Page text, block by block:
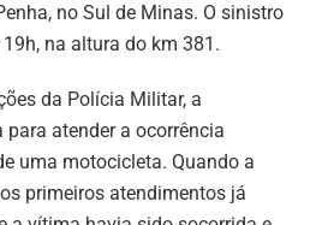
no Sul de Minas. O sinistro
na altura do km 381.
da Polícia Militar, a
atender a ocorrência
uma motocicleta. Quando a
primeiros atendimentos já